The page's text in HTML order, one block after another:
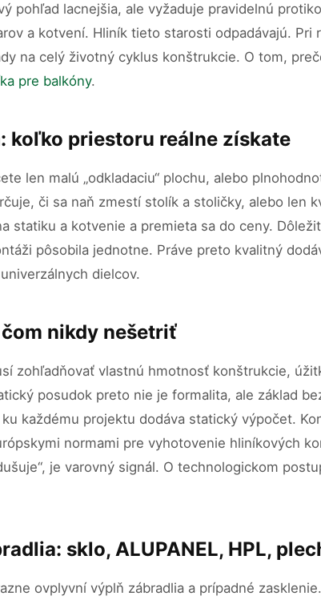
pohľad lacnejšia, ale vyžaduje pravidelnú
a kotvení. Hliník tieto starosti odpadávajú.
na celý životný cyklus konštrukcie. O tom,
pre balkóny.
koľko priestoru reálne získate
len malú „odkladaciu“ plochu, alebo
či sa naň zmestí stolík a stoličky, alebo len
statiku a kotvenie a premieta sa do ceny.
pôsobila jednotne. Práve preto kvalitný
dielcov.
nikdy nešetriť
zohľadňovať vlastnú hmotnosť konštrukcie,
posudok preto nie je formalita, ale základ
každému projektu dodáva statický výpočet.
normami pre vyhotovenie hliníkových
je varovný signál. O technologickom
sklo, ALUPANEL, HPL,
ovplyvní výplň zábradlia a prípadné